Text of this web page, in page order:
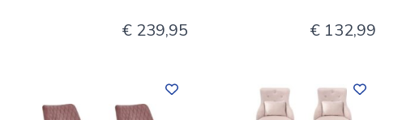
€ 239,95 € 132,99